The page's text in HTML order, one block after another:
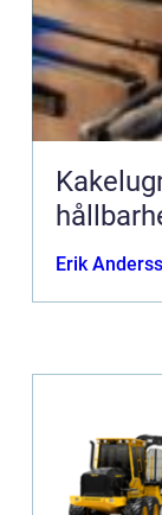
Kakelugnar värme,
Erik